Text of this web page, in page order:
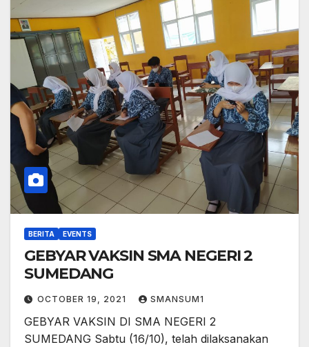
BERITA EVENTS
GEBYAR VAKSIN SMA NEGERI 2
SUMEDANG
OCTOBER 19, 2021 SMANSUM1
GEBYAR VAKSIN DI SMA NEGERI 2
SUMEDANG Sabtu (16/10), telah dilaksanakan